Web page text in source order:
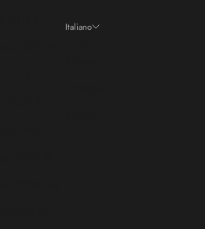
€)
(EUR €)
€)
(EUR €)
(EUR €)
(EUR €)
(RON Lei)
(EUR €)
Italiano